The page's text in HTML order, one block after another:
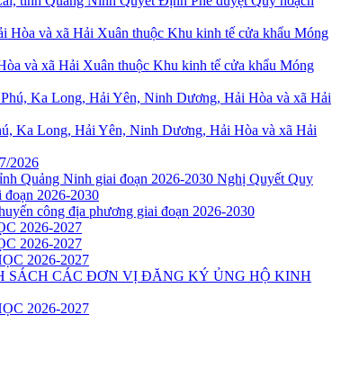
và xã Hải Xuân thuộc Khu kinh tế cửa khẩu Móng
Ka Long, Hải Yên, Ninh Dương, Hải Hòa và xã Hải
2026
Nghị Quyết Quy
đoạn 2026-2030
công địa phương giai đoạn 2026-2030
2026-2027
2026-2027
2026-2027
SÁCH CÁC ĐƠN VỊ ĐĂNG KÝ ỦNG HỘ KINH
2026-2027